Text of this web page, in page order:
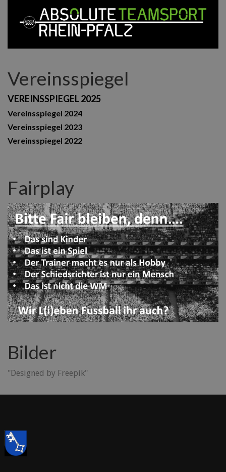
Vereinsspiegel
VEREINSSPIEGEL 2025
Vereinsspiegel 2024
Vereinsspiegel 2023
Vereinsspiegel 2022
Fairplay
Bilder
"Designed by Freepik"